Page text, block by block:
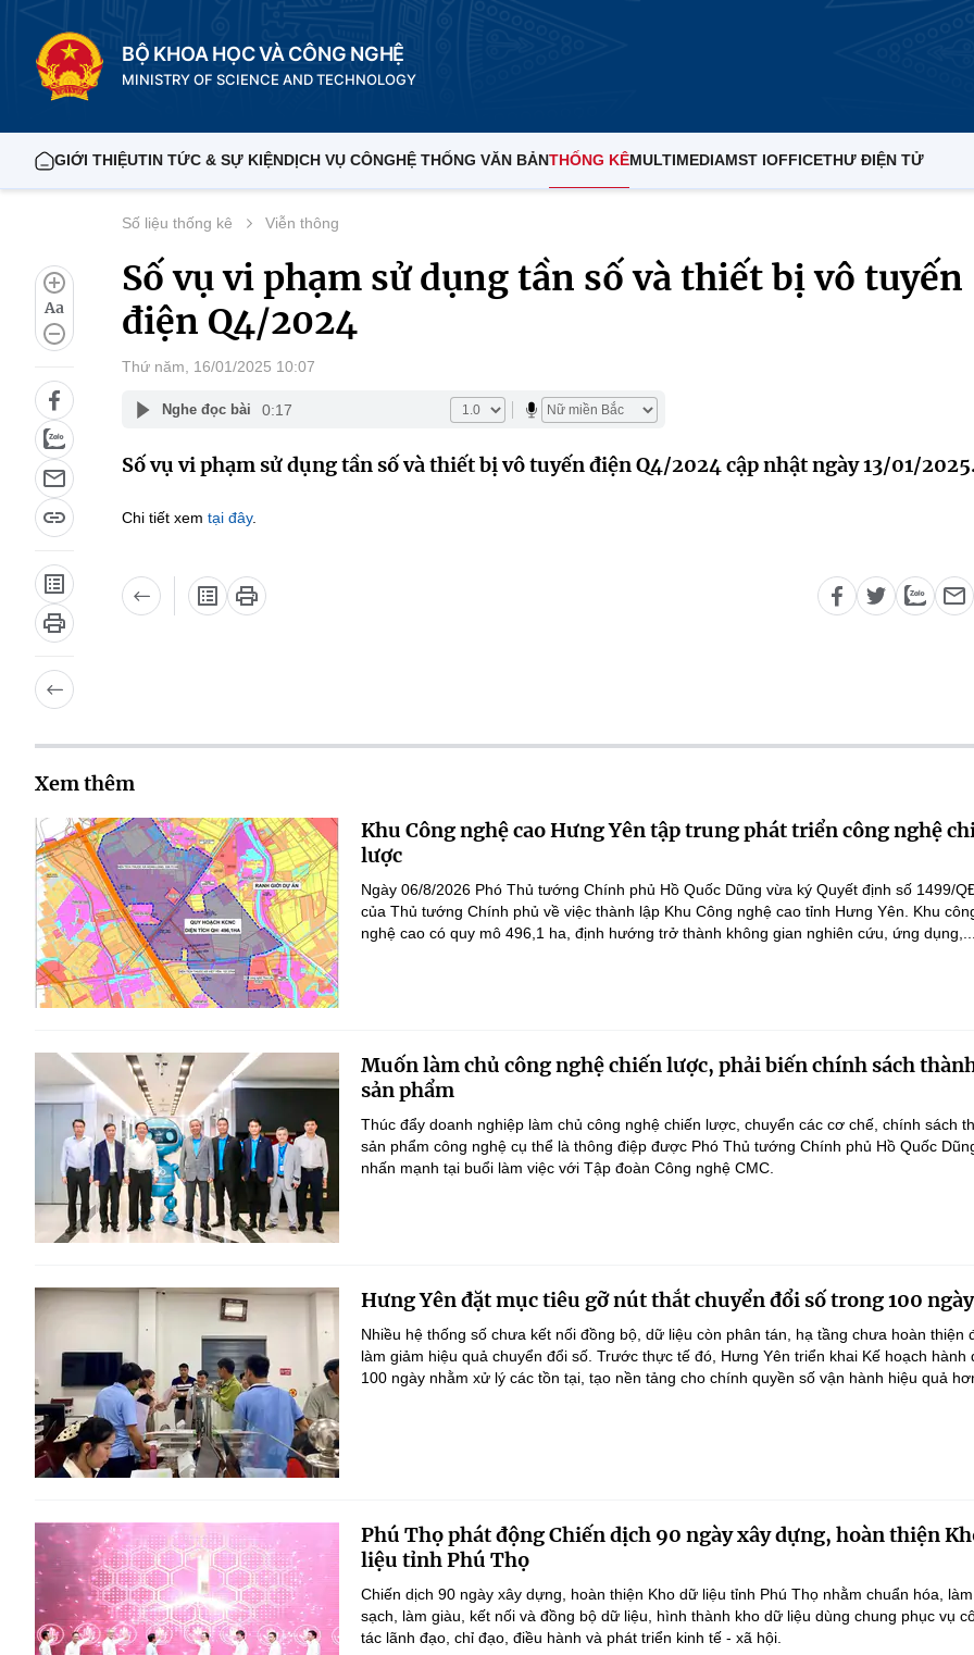
BỘ KHOA HỌC VÀ CÔNG NGHỆ
MINISTRY OF SCIENCE AND TECHNOLOGY
GIỚI THIỆUTIN TỨC & SỰ KIỆNDỊCH VỤ CÔNGHỆ THỐNG VĂN BẢNTHỐNG KÊMULTIMEDIAMST IOFFICETHƯ ĐIỆN TỬ
Aa
Số liệu thống kê Viễn thông
Số vụ vi phạm sử dụng tần số và thiết bị vô tuyến
điện Q4/2024
Thứ năm, 16/01/2025 10:07
Nghe đọc bài 0:17
Số vụ vi phạm sử dụng tần số và thiết bị vô tuyến điện Q4/2024 cập nhật ngày 13/01/
Chi tiết xem tại đây.
Xem thêm
Khu Công nghệ cao Hưng Yên tập trung phát triển công nghệ
lược
Ngày 06/8/2026 Phó Thủ tướng Chính phủ Hồ Quốc Dũng vừa ký Quyết định số 1499/
của Thủ tướng Chính phủ về việc thành lập Khu Công nghệ cao tỉnh Hưng Yên. Khu
nghệ cao có quy mô 496,1 ha, định hướng trở thành không gian nghiên cứu, ứng dụng,...
Muốn làm chủ công nghệ chiến lược, phải biến chính sách
sản phẩm
Thúc đẩy doanh nghiệp làm chủ công nghệ chiến lược, chuyển các cơ chế, chính sách
sản phẩm công nghệ cụ thể là thông điệp được Phó Thủ tướng Chính phủ Hồ Quốc
nhấn mạnh tại buổi làm việc với Tập đoàn Công nghệ CMC.
Hưng Yên đặt mục tiêu gỡ nút thắt chuyển đổi số trong 100 ngày
Nhiều hệ thống số chưa kết nối đồng bộ, dữ liệu còn phân tán, hạ tầng chưa hoàn thiện
làm giảm hiệu quả chuyển đổi số. Trước thực tế đó, Hưng Yên triển khai Kế hoạch hành
100 ngày nhằm xử lý các tồn tại, tạo nền tảng cho chính quyền số vận hành hiệu quả
Phú Thọ phát động Chiến dịch 90 ngày xây dựng, hoàn thiện
liệu tỉnh Phú Thọ
Chiến dịch 90 ngày xây dựng, hoàn thiện Kho dữ liệu tỉnh Phú Thọ nhằm chuẩn hóa, làm
sạch, làm giàu, kết nối và đồng bộ dữ liệu, hình thành kho dữ liệu dùng chung phục vụ
tác lãnh đạo, chỉ đạo, điều hành và phát triển kinh tế - xã hội.